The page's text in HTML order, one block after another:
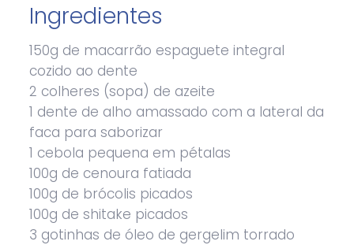
Ingredientes
150g de macarrão espaguete integral
cozido ao dente
2 colheres (sopa) de azeite
1 dente de alho amassado com a lateral da
faca para saborizar
1 cebola pequena em pétalas
100g de cenoura fatiada
100g de brócolis picados
100g de shitake picados
3 gotinhas de óleo de gergelim torrado